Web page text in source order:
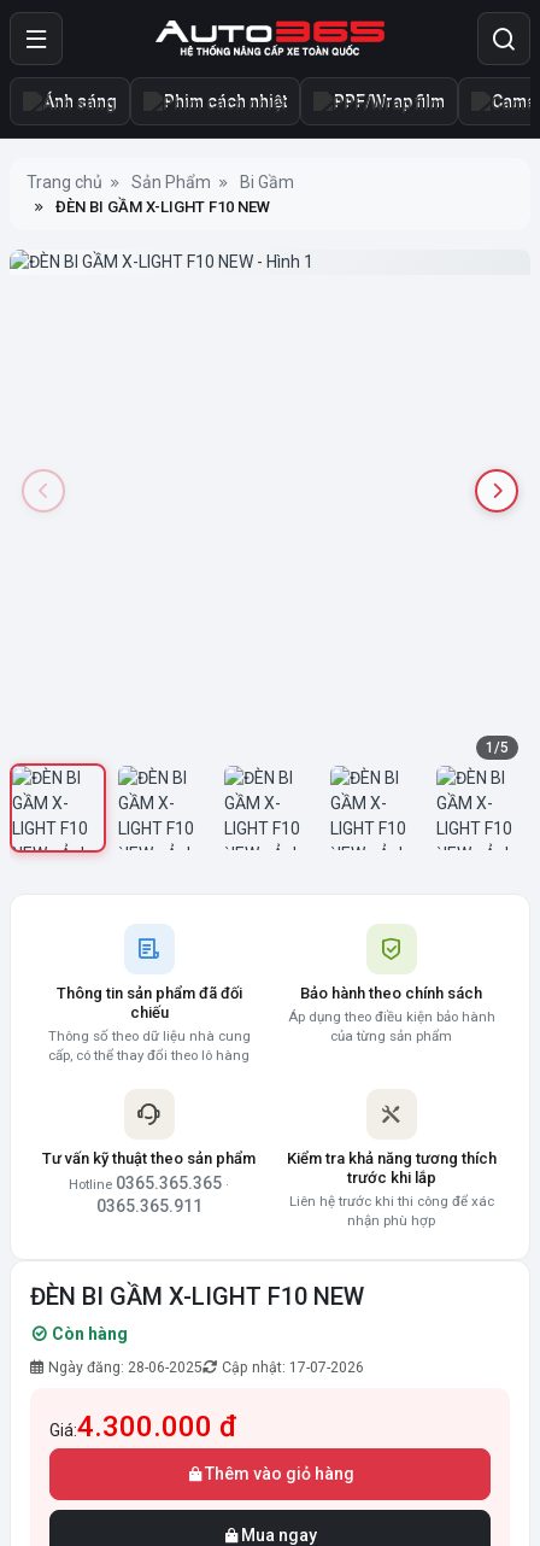
Ánh sáng Phim cách nhiệt PPF/Wrap film
Trang chủ Sản Phẩm Bi Gầm
ĐÈN BI GẦM X-LIGHT F10 NEW
1 /5
Thông tin sản phẩm đã đối
chiếu
Thông số theo dữ liệu nhà cung
cấp, có thể thay đổi theo lô hàng
Bảo hành theo chính sách
Áp dụng theo điều kiện bảo hành
của từng sản phẩm
Tư vấn kỹ thuật theo sản phẩm
Hotline 0365.365.365 ·
0365.365.911
Kiểm tra khả năng tương thích
trước khi lắp
Liên hệ trước khi thi công để xác
nhận phù hợp
ĐÈN BI GẦM X-LIGHT F10 NEW
Còn hàng
Ngày đăng: 28-06-2025 Cập nhật: 17-07-2026
Giá:4.300.000 đ
Thêm vào giỏ hàng
Mua ngay